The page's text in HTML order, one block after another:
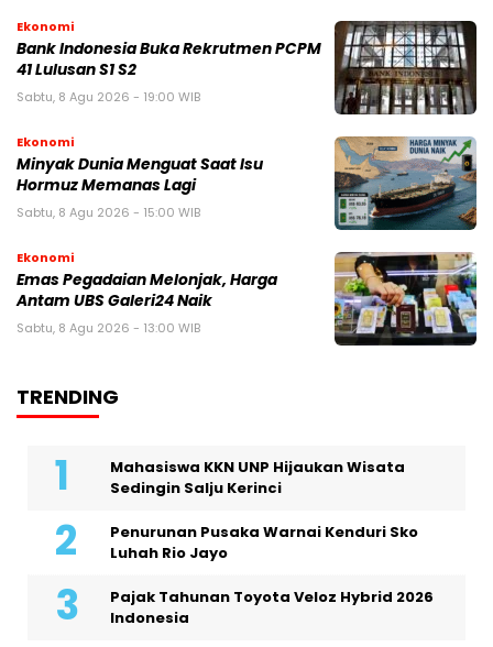
Ekonomi
Bank Indonesia Buka Rekrutmen PCPM
41 Lulusan S1 S2
Sabtu, 8 Agu 2026 - 19:00 WIB
Ekonomi
Minyak Dunia Menguat Saat Isu
Hormuz Memanas Lagi
Sabtu, 8 Agu 2026 - 15:00 WIB
Ekonomi
Emas Pegadaian Melonjak, Harga
Antam UBS Galeri24 Naik
Sabtu, 8 Agu 2026 - 13:00 WIB
TRENDING
Mahasiswa KKN UNP Hijaukan Wisata
Sedingin Salju Kerinci
Penurunan Pusaka Warnai Kenduri Sko
Luhah Rio Jayo
Pajak Tahunan Toyota Veloz Hybrid 2026
Indonesia